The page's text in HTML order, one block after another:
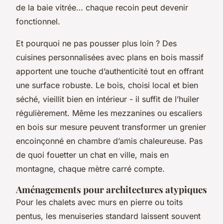
de la baie vitrée… chaque recoin peut devenir
fonctionnel.
Et pourquoi ne pas pousser plus loin ? Des
cuisines personnalisées avec plans en bois massif
apportent une touche d’authenticité tout en offrant
une surface robuste. Le bois, choisi local et bien
séché, vieillit bien en intérieur - il suffit de l’huiler
régulièrement. Même les mezzanines ou escaliers
en bois sur mesure peuvent transformer un grenier
encoinçonné en chambre d’amis chaleureuse. Pas
de quoi fouetter un chat en ville, mais en
montagne, chaque mètre carré compte.
Aménagements pour architectures atypiques
Pour les chalets avec murs en pierre ou toits
pentus, les menuiseries standard laissent souvent